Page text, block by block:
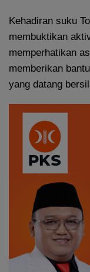
Kehadiran suku
membuktikan
memperhatikan
memberikan
yang datang